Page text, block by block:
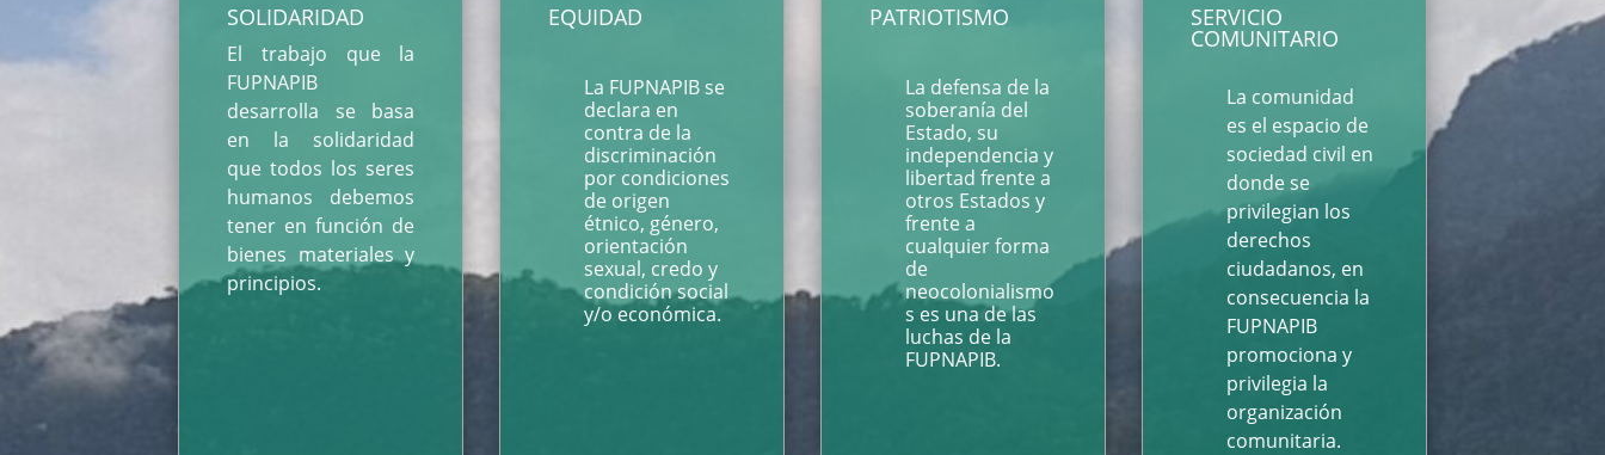
SOLIDARIDAD
El trabajo que la
FUPNAPIB
desarrolla se basa
en la solidaridad
que todos los seres
humanos debemos
tener en función de
bienes materiales y
principios.
EQUIDAD
La FUPNAPIB se
declara en
contra de la
discriminación
por condiciones
de origen
étnico, género,
orientación
sexual, credo y
condición social
y/o económica.
PATRIOTISMO
La defensa de la
soberanía del
Estado, su
independencia y
libertad frente a
otros Estados y
frente a
cualquier forma
de
neocolonialismo
s es una de las
luchas de la
FUPNAPIB.
SERVICIO
COMUNITARIO
La comunidad
es el espacio de
sociedad civil en
donde se
privilegian los
derechos
ciudadanos, en
consecuencia la
FUPNAPIB
promociona y
privilegia la
organización
comunitaria.